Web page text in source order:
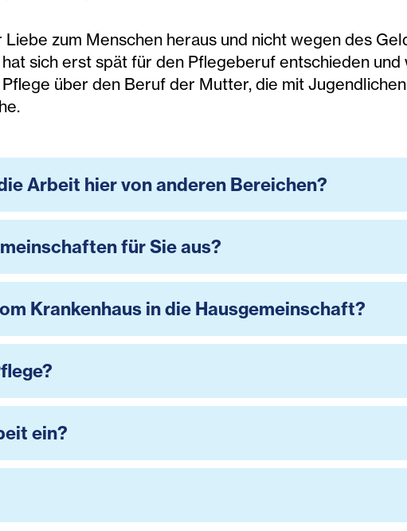
Liebe zum Menschen heraus und nicht wegen des
sich erst spät für den Pflegeberuf entschieden und
über den Beruf der Mutter, die mit
Arbeit hier von anderen Bereichen?
für Sie aus?
Krankenhaus in die Hausgemeinschaft?
ein?